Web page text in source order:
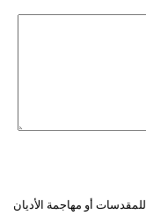
أو مهاجمة الأديان